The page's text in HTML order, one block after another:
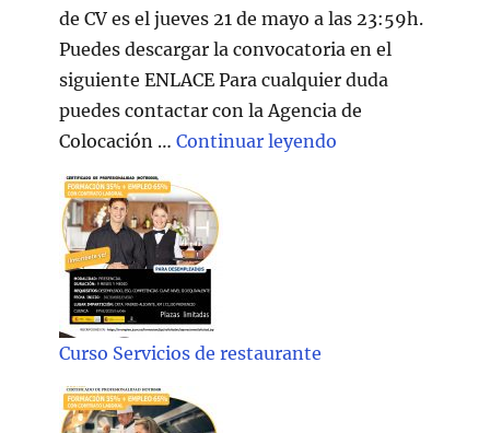
de CV es el jueves 21 de mayo a las 23:59h.
Puedes descargar la convocatoria en el
siguiente ENLACE Para cualquier duda
puedes contactar con la Agencia de
Colocación …Continuar leyendo
Curso Servicios de restaurante